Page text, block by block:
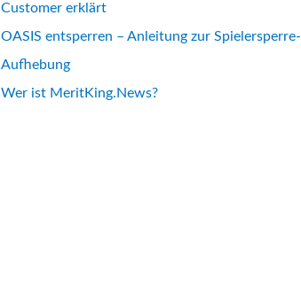
Customer erklärt
OASIS entsperren – Anleitung zur Spielersperre-
Aufhebung
Wer ist MeritKing.News?